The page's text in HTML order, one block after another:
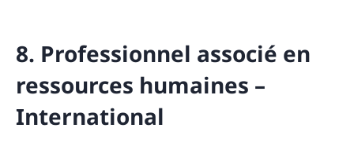
8. Professionnel associé en
ressources humaines –
International